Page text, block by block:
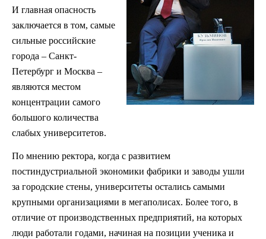
И главная опасность
заключается в том, самые
сильные российские
города – Санкт-
Петербург и Москва –
являются местом
концентрации самого
большого количества
слабых университетов.
По мнению ректора, когда с развитием
постиндустриальной экономики фабрики и заводы ушли
за городские стены, университеты остались самыми
крупными организациями в мегаполисах. Более того, в
отличие от производственных предприятий, на которых
люди работали годами, начиная на позиции ученика и